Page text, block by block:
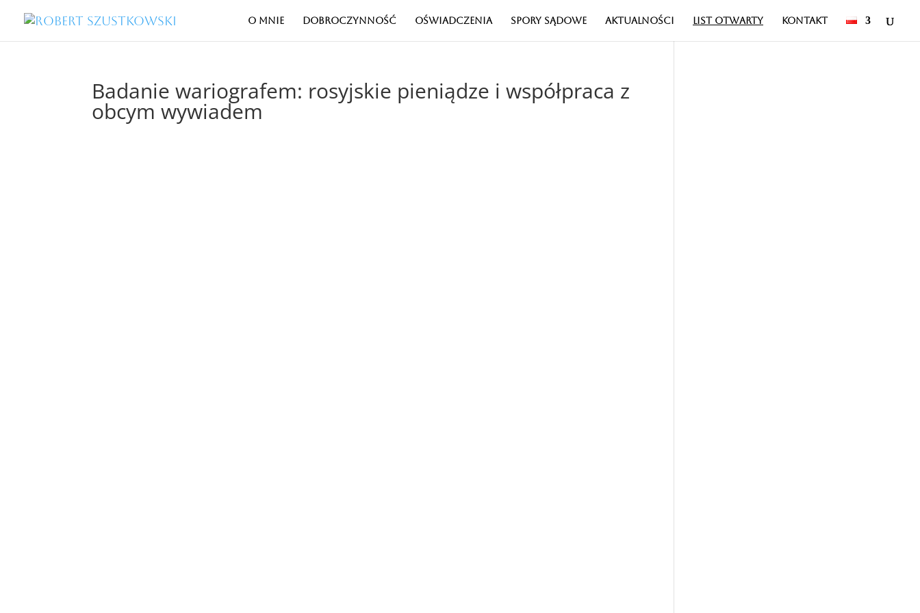
O MNIE DOBROCZYNNOŚĆ OŚWIADCZENIA SPORY SĄDOWE AKTUALNOŚCI LIST OTWARTY KONTAKT
Badanie wariografem: rosyjskie pieniądze i współpraca z
obcym wywiadem